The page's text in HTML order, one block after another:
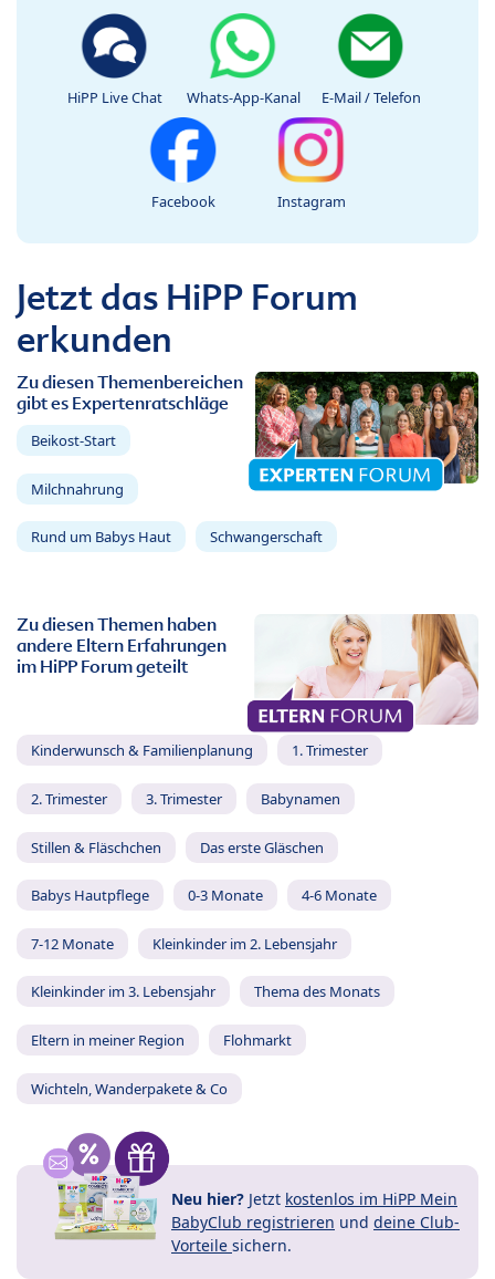
HiPP Live Chat Whats-App-Kanal E-Mail / Telefon
Facebook Instagram
Jetzt das HiPP Forum
erkunden
Zu diesen Themenbereichen
gibt es Expertenratschläge
Beikost-Start
Milchnahrung
Rund um Babys Haut Schwangerschaft
Zu diesen Themen haben
andere Eltern Erfahrungen
im HiPP Forum geteilt
Kinderwunsch & Familienplanung 1. Trimester
2. Trimester 3. Trimester Babynamen
Stillen & Fläschchen Das erste Gläschen
Babys Hautpflege 0-3 Monate 4-6 Monate
7-12 Monate Kleinkinder im 2. Lebensjahr
Kleinkinder im 3. Lebensjahr Thema des Monats
Eltern in meiner Region Flohmarkt
Wichteln, Wanderpakete & Co
Neu hier? Jetzt kostenlos im HiPP Mein
BabyClub registrieren und deine Club-
Vorteile sichern.